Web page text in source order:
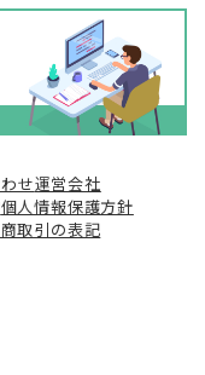
せ運営会社
個人情報保護方針
取引の表記